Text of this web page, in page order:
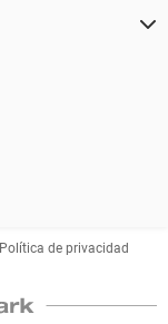
Política de privacidad